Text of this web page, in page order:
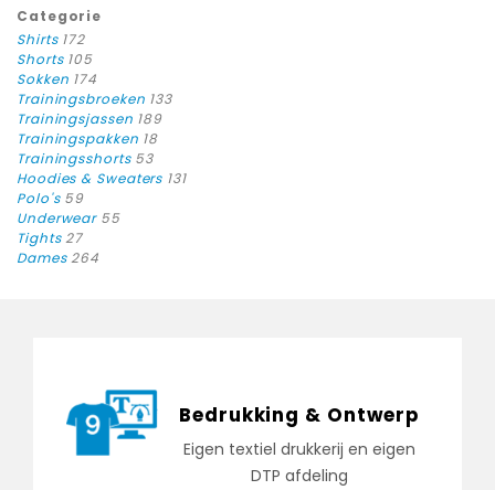
Categorie
Shirts 172
Shorts 105
Sokken 174
Trainingsbroeken 133
Trainingsjassen 189
Trainingspakken 18
Trainingsshorts 53
Hoodies & Sweaters 131
Polo's 59
Underwear 55
Tights 27
Dames 264
Bedrukking & Ontwerp
Eigen textiel drukkerij en eigen
DTP afdeling